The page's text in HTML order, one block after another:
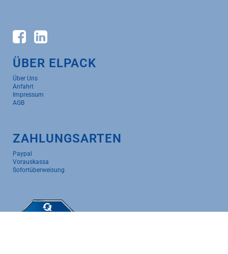
ÜBER ELPACK
Über Uns
Anfahrt
Impressum
AGB
ZAHLUNGSARTEN
Paypal
Vorauskassa
Sofortüberweisung